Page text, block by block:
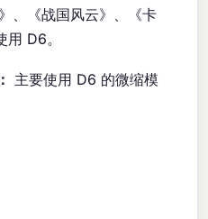
、《战国风云》、《卡
D6。
主要使用 D6 的微缩模